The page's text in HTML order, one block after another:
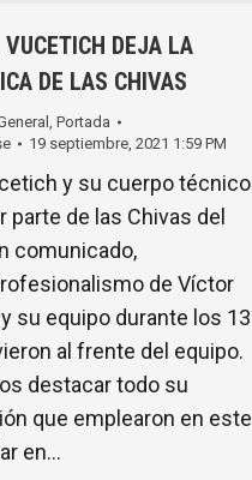
DEJA LA
DE LAS CHIVAS
Portada
19 septiembre, 2021 1:59 PM
y su cuerpo técnico
de las Chivas del
comunicado,
de Víctor
su equipo durante los 13
al frente del equipo.
destacar todo su
que emplearon en este
en…